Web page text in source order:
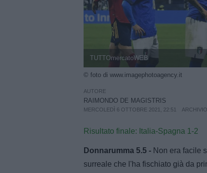
TUTTOmercatoWEB
© foto di www.imagephotoagency.it
AUTORE
RAIMONDO DE MAGISTRIS
MERCOLEDÌ 6 OTTOBRE 2021, 22:51
Risultato finale: Italia-Spagna 1-2
Donnarumma 5.5 - Non era facile
surreale che l'ha fischiato già da